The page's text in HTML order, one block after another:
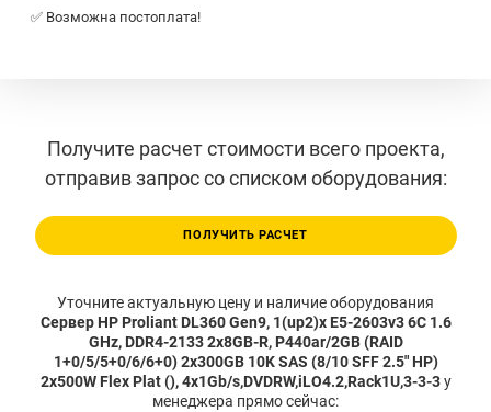
✅ Возможна постоплата!
Получите расчет стоимости всего проекта,
отправив запрос со списком оборудования:
ПОЛУЧИТЬ РАСЧЕТ
Уточните актуальную цену и наличие оборудования
Сервер HP Proliant DL360 Gen9, 1(up2)x E5-2603v3 6C 1.6
GHz, DDR4-2133 2x8GB-R, P440ar/2GB (RAID
1+0/5/5+0/6/6+0) 2x300GB 10K SAS (8/10 SFF 2.5" HP)
2x500W Flex Plat (), 4x1Gb/s,DVDRW,iLO4.2,Rack1U,3-3-3у
менеджера прямо сейчас: